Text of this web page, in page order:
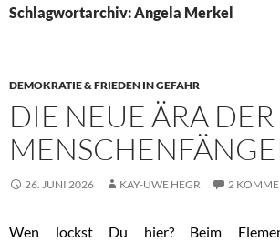
Schlagwortarchiv: Angela Merkel
DEMOKRATIE & FRIEDEN IN GEFAHR
DIE NEUE ÄRA DER
26. JUNI 2026 KAY-UWE HEGR 2
Wen lockst Du hier? Beim